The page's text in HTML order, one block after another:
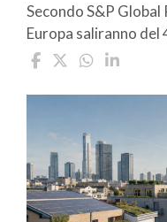
Secondo S&P Global
Europa saliranno del